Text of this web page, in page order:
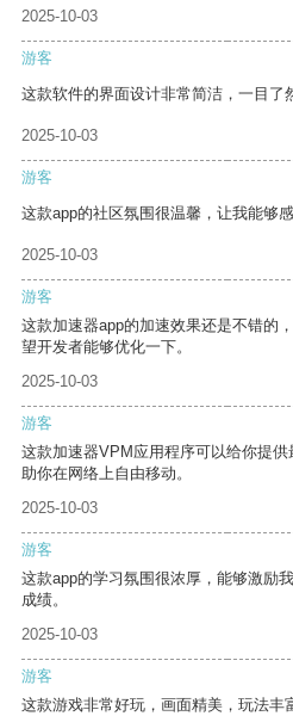
2025-10-03
游客
这款软件的界面设计非常简洁，一目了
2025-10-03
游客
这款app的社区氛围很温馨，让我能够
2025-10-03
游客
这款加速器app的加速效果还是不错的
望开发者能够优化一下。
2025-10-03
游客
这款加速器VPM应用程序可以给你提
助你在网络上自由移动。
2025-10-03
游客
这款app的学习氛围很浓厚，能够激励
成绩。
2025-10-03
游客
这款游戏非常好玩，画面精美，玩法丰